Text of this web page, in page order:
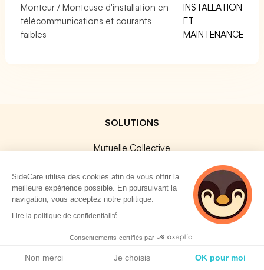
Monteur / Monteuse d'installation en
télécommunications et courants
faibles
INSTALLATION
ET
MAINTENANCE
SOLUTIONS
Mutuelle Collective
Mutuelle TNS
Prévoyance TNS
Assurances Professionnelles
SideCard
SideCare utilise des cookies afin de vous offrir la
meilleure expérience possible. En poursuivant la
navigation, vous acceptez notre politique.
Lire la politique de confidentialité
Consentements certifiés par
Non merci Je choisis OK pour moi
4 personnes
consultent
actuellement cette